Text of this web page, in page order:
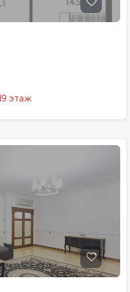
19 этаж